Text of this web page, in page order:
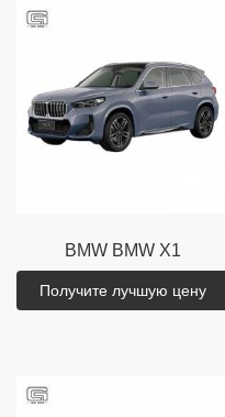
BMW BMW X1
Получите лучшую цену